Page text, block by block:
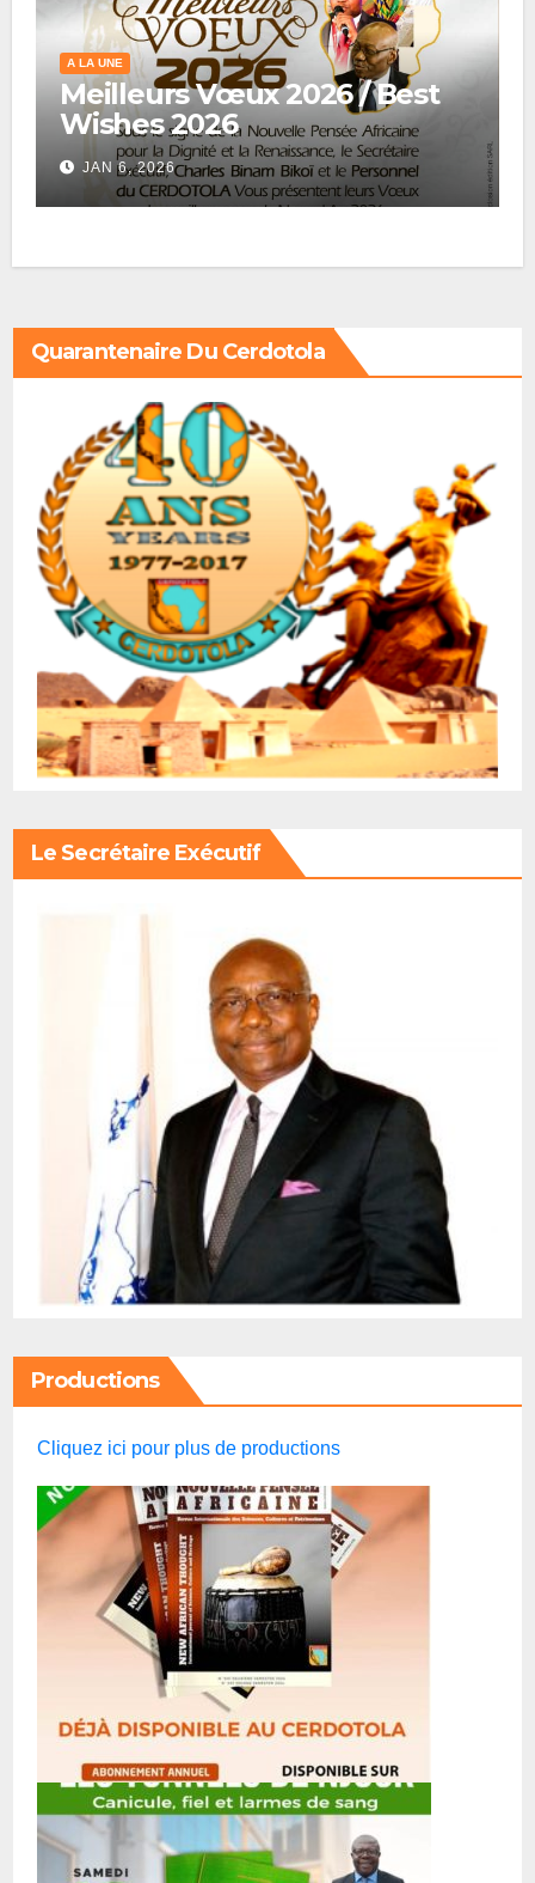
A LA UNE
Meilleurs Vœux 2026 / Best
Wishes 2026
JAN 6, 2026
Quarantenaire Du Cerdotola
Le Secrétaire Exécutif
Productions
Cliquez ici pour plus de productions